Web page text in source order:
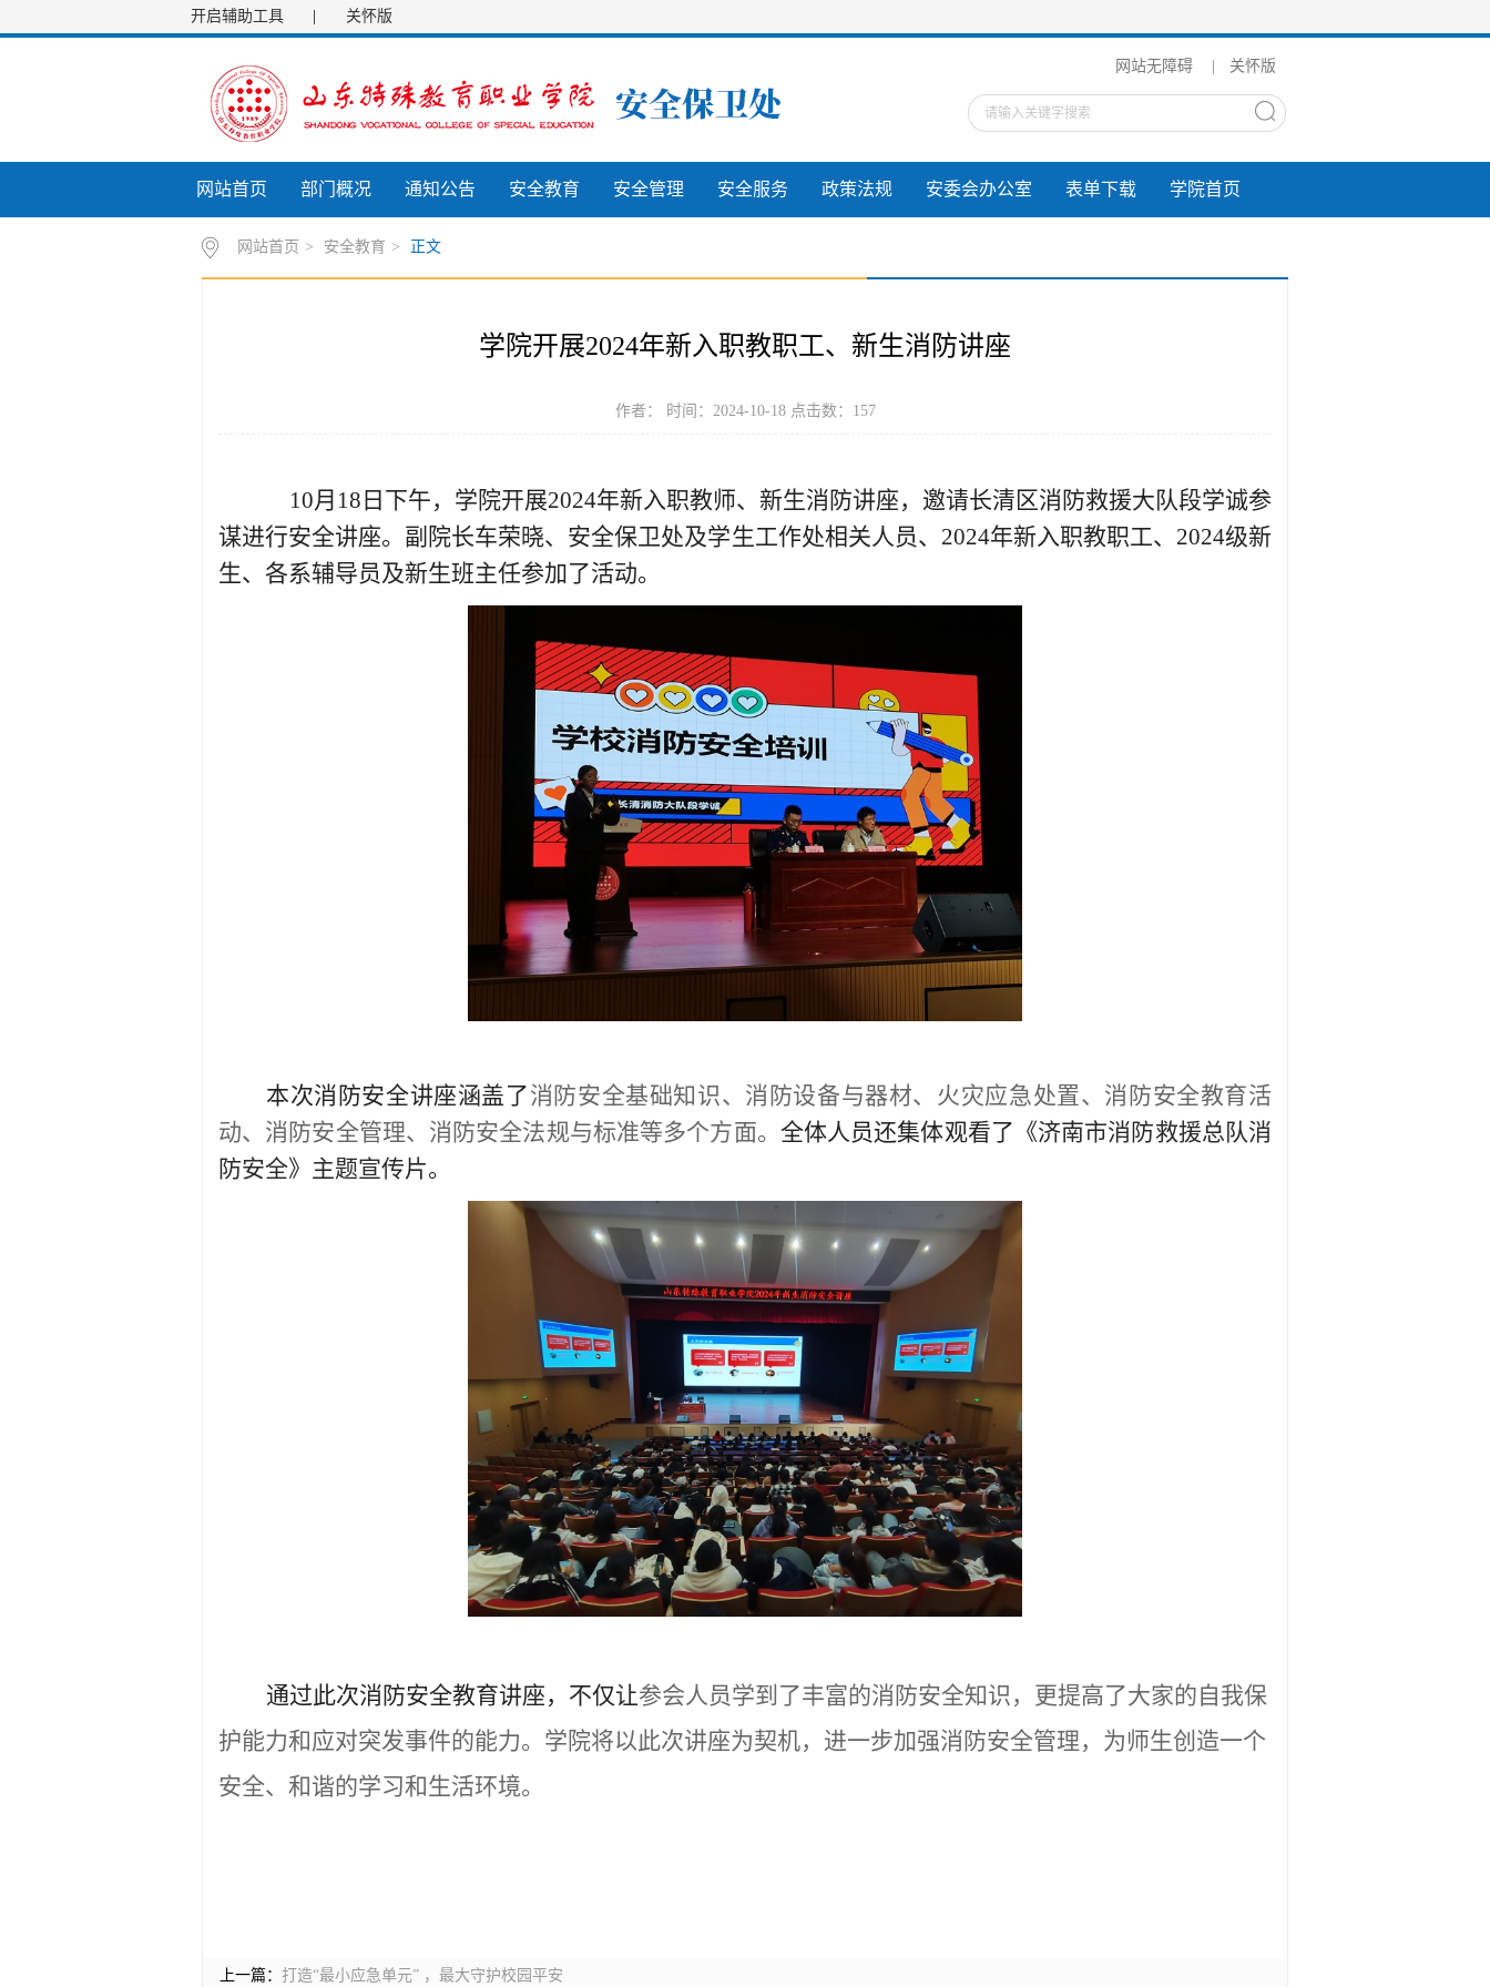
开启辅助工具 关怀版
网站无障碍 关怀版
网站首页 部门概况 通知公告 安全教育 安全管理 安全服务 政策法规 安委会办公室 表单下载 学院首页
网站首页 > 安全教育 > 正文
学院开展2024年新入职教职工、新生消防讲座
作者： 时间：2024-10-18 点击数： 157
10月 18 日 下午， 学院开展2024年新入职教师、 新生消防讲座， 邀请长清区消防救援大队段学诚参
谋进行安全讲座。副院长车荣晓、安全保卫处及学生工作处相关人员、 2024年新入职教职工、2024级新
生、各系辅导员及新生班主任参加了活动。
本次消防安全讲座涵盖了消防安全基础知识、消防设备与器材、火灾应急处置、消防安全教育活
动、消防安全管理、消防安全法规与标准等多个方面。 全体人员还集体观看了 《济南市消防救援总队消
防安全》 主题宣传片。
通过此次消防安全教育讲座，不仅让参会人员学到了丰富的消防安全知识，更提高了大家的自我保
护能力和应对突发事件的能力。 学院将以此次讲座为契机，进一步加强消防安全管理，为师生创造一个
安全、和谐的学习和生活环境。
上一篇： 打造“最小应急单元” ，最大守护校园平安